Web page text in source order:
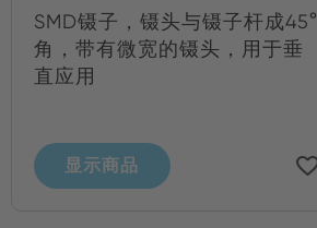
SMD镊子，镊头与镊子杆成45°
角，带有微宽的镊头，用于垂
直应用
显示商品